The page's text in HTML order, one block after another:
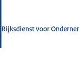
Rijksdienst voor